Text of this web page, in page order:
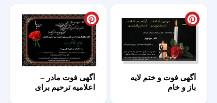
آگهی فوت و ختم لایه
باز و خام
آگهی فوت مادر –
اعلامیه ترحیم برای